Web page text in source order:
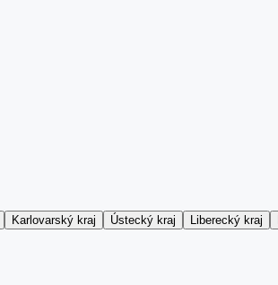
Karlovarský kraj Ústecký kraj Liberecký kraj